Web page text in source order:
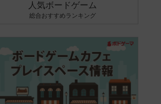
人気ボードゲーム
総合おすすめランキング